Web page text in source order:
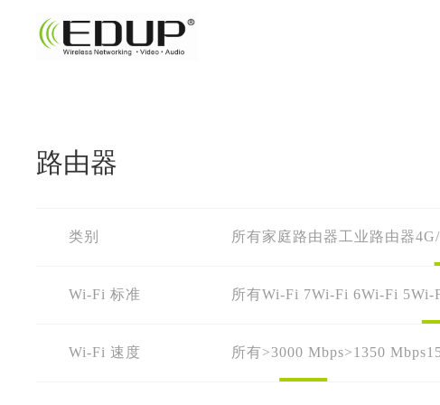
路由器
类别 所有家庭路由器工业路由器
Wi-Fi 标准 所有Wi-Fi 7Wi-Fi 6Wi-Fi 5Wi-
Wi-Fi 速度 所有>3000 Mbps>1350 Mbps